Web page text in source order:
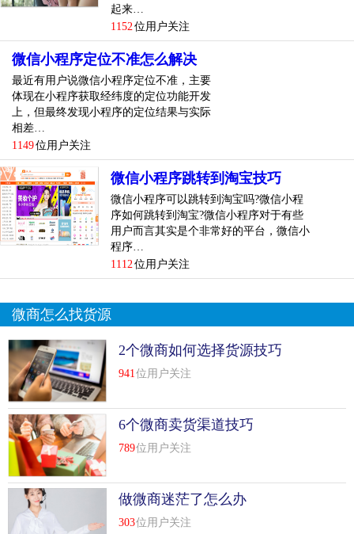
6.生产完成后，单击“生成”按钮。然后选择“打包小程序”小程
7.回到微信web开发工具，在“项目目录”一栏选择的代码包。
打开后可以看到小程序的预览效果。
8.在“项目”页面，开发者可以查看小程序的基本属性，预览和
调试真实机器，或者向微信服务器提交新版本的小程序代
码。服务器收到代码后，管理员可以通过公共平台提交新版
本进行审查。
以上是使用小程序源代码的过程，也是开发小程序的全过
程。微信小程序源代码怎么用你懂吗？在源代理网的小程序
频道搜索相关教程，尝试开发一个小程序，很快你就会发现
微信小程序的源代码是怎么用的。
下面是题目的开头。什么是线上到线下的微信小程序？了解
线上到线下的微信小程序。标题到此结束
微信小程序从在线到离线是什么？了解微信小程序在线到离
线。近年来，微信小程序越来越受欢迎，但许多人对微信小
程序知之甚少。微信小程序从在线到离线是什么？让我们了
解一下线上到线下的微信小程序。
1.小项目比较重要的价值在于权力下放
微信账号微信时代，每个人都有机会成为自媒体，极大地冲
击了传统纸质媒体和网络媒体的格局。新媒体的蓬勃发展迫
使许多传统媒体要么谢幕，要么被迫转型。小程序时代，每
起来…
1152 位用户关注
微信小程序定位不准怎么解决
最近有用户说微信小程序定位不准，主要
体现在小程序获取经纬度的定位功能开发
上，但最终发现小程序的定位结果与实际
相差…
1149位用户关注
微信小程序跳转到淘宝技巧
微信小程序可以跳转到淘宝吗?微信小程
序如何跳转到淘宝?微信小程序对于有些
用户而言其实是个非常好的平台，微信小
程序…
1112 位用户关注
微商怎么找货源
2个微商如何选择货源技巧
941 位用户关注
6个微商卖货渠道技巧
789位用户关注
做微商迷茫了怎么办
303位用户关注